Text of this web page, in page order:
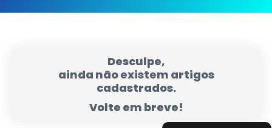
Desculpe,
ainda não existem artigos
cadastrados.
Volte em breve!